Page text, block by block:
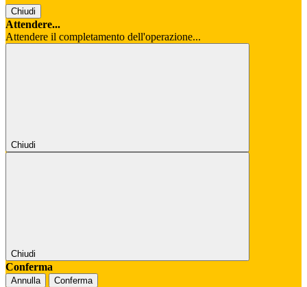
Chiudi
Attendere...
Attendere il completamento dell'operazione...
Chiudi
Chiudi
Conferma
Annulla Conferma